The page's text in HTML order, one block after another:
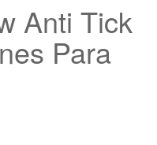
Anti Tick
Para